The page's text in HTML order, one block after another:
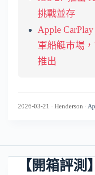
挑戰並存
Apple
軍船艇市場
推出
2026-03-21 · Henderson ·
【開箱評測